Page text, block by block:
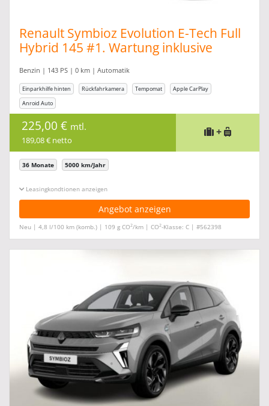
Renault Symbioz Evolution E-Tech Full
Hybrid 145 #1. Wartung inklusive
Benzin | 143 PS | 0 km | Automatik
Einparkhilfe hinten Rückfahrkamera Tempomat
Apple CarPlay
Anroid Auto
225,00 € mtl.
189,08 € netto
+
36 Monate 5000 km/Jahr
Leasingkonditionen ein-/ausblenden
Angebot anzeigen
Neu | 4,8 l/100 km (komb.) | 109 g CO2/km | CO2-Klasse: C | #562398